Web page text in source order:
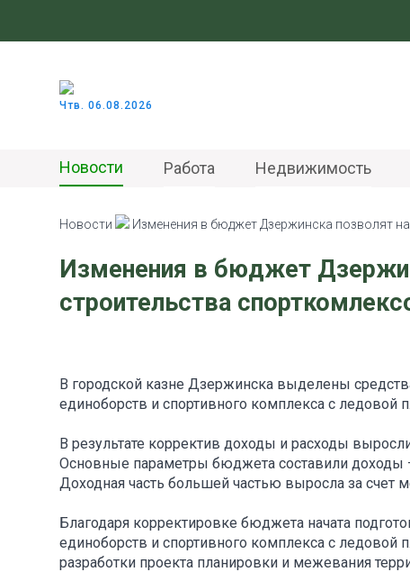
Чтв. 06.08.2026
Новости Работа Недвижимость
Новости Изменения в бюджет Дзержинска позволят
Изменения в бюджет
строительства
В городской казне Дзержинска выделены
единоборств и спортивного комплекса с ледовой
В результате корректив доходы и расходы
Основные параметры бюджета составили доходы
Доходная часть большей частью выросла за счет
Благодаря корректировке бюджета начата
единоборств и спортивного комплекса с
разработки проекта планировки и межевания